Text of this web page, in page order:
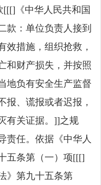
《中华人民共和国
款：单位负责人接到
效措施，组织抢救，
和财产损失，并按照
地负有安全生产监督
报、谎报或者迟报，
有关证据。]]之规
责任。依据《中华人
五条第（一）项[[[]
》第九十五条第